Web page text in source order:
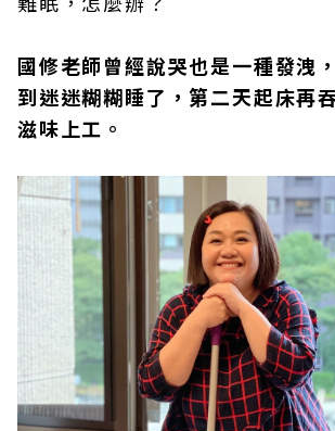
國修老師曾經說哭也是一種發洩
到迷迷糊糊睡了，第二天起床再
滋味上工。